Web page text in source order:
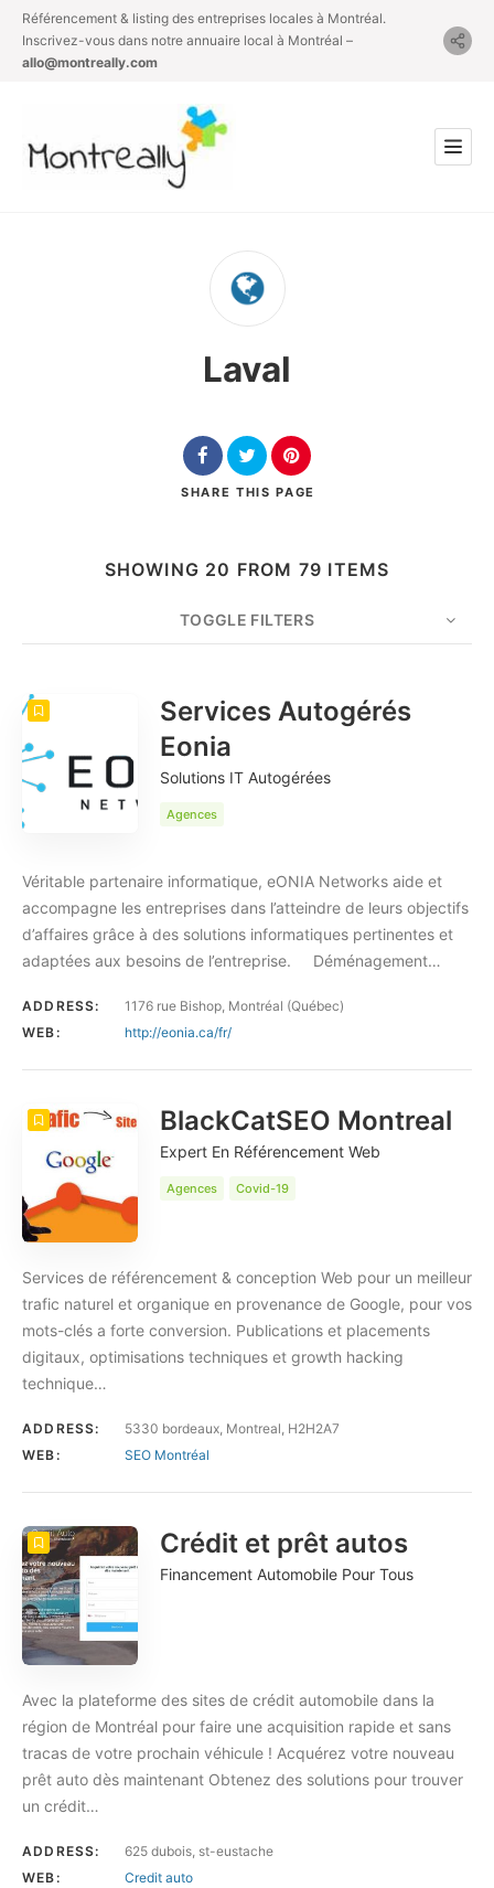
Référencement & listing des entreprises locales à Montréal.
Inscrivez-vous dans notre annuaire local à Montréal –
allo@montreally.com
Laval
SHARE THIS PAGE
SHOWING 20 FROM 79 ITEMS
TOGGLE FILTERS
COUNT
Services Autogérés
Eonia
Solutions IT Autogérées
Agences
Véritable partenaire informatique, eONIA Networks aide et
accompagne les entreprises dans l’atteindre de leurs objectifs
d’affaires grâce à des solutions informatiques pertinentes et
adaptées aux besoins de l’entreprise. Déménagement…
ADDRESS:
1176 rue Bishop, Montréal (Québec)
WEB:
http://eonia.ca/fr/
BlackCatSEO Montreal
Expert En Référencement Web
Agences Covid-19
Services de référencement & conception Web pour un meilleur
trafic naturel et organique en provenance de Google, pour vos
mots-clés a forte conversion. Publications et placements
digitaux, optimisations techniques et growth hacking
technique…
ADDRESS:
5330 bordeaux, Montreal, H2H2A7
WEB:
SEO Montréal
Crédit et prêt autos
Financement Automobile Pour Tous
Avec la plateforme des sites de crédit automobile dans la
région de Montréal pour faire une acquisition rapide et sans
tracas de votre prochain véhicule ! Acquérez votre nouveau
prêt auto dès maintenant Obtenez des solutions pour trouver
un crédit…
ADDRESS:
625 dubois, st-eustache
WEB:
Credit auto